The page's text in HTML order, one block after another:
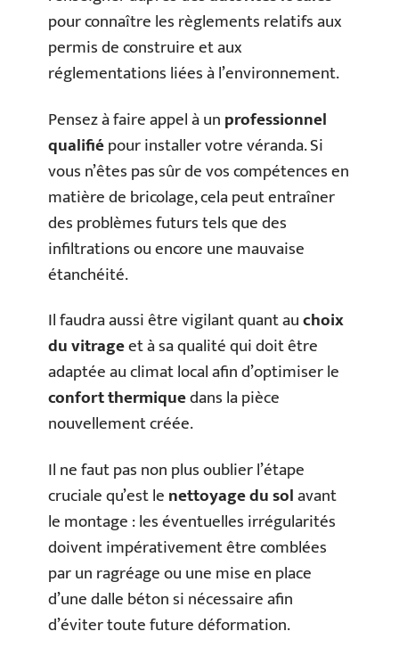
pour connaître les règlements relatifs aux
permis de construire et aux
réglementations liées à l’environnement.
Pensez à faire appel à unprofessionnel
qualifiépour installer votre véranda. Si
vous n’êtes pas sûr de vos compétences en
matière de bricolage, cela peut entraîner
des problèmes futurs tels que des
infiltrations ou encore une mauvaise
étanchéité.
Il faudra aussi être vigilant quant auchoix
du vitrageet à sa qualité qui doit être
adaptée au climat local afin d’optimiser le
confort thermiquedans la pièce
nouvellement créée.
Il ne faut pas non plus oublier l’étape
cruciale qu’est lenettoyage du solavant
le montage : les éventuelles irrégularités
doivent impérativement être comblées
par un ragréage ou une mise en place
d’une dalle béton si nécessaire afin
d’éviter toute future déformation.